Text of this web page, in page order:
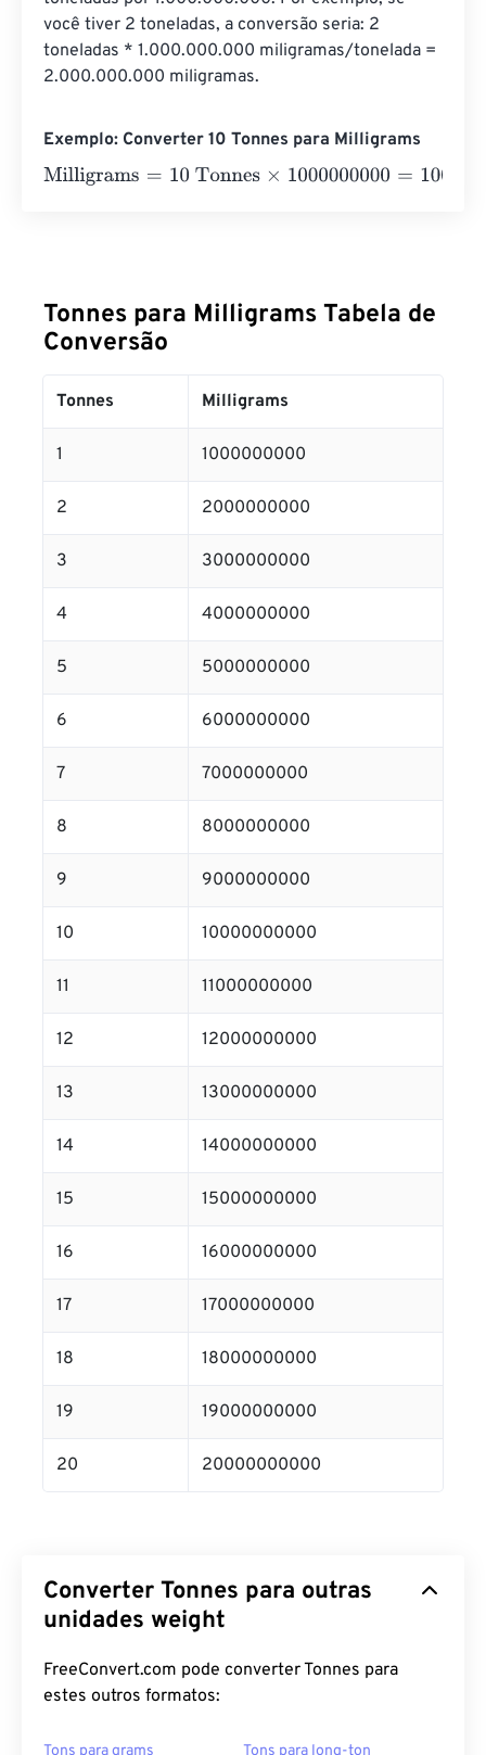
você tiver 2 toneladas, a conversão seria: 2
toneladas * 1.000.000.000 miligramas/tonelada =
2.000.000.000 miligramas.
Exemplo: Converter 10 Tonnes para Milligrams
Milligrams=10 Tonnes×1000000000=10000000000
Tonnes para Milligrams Tabela de
Conversão
Tonnes Milligrams
1 1000000000
2 2000000000
3 3000000000
4 4000000000
5 5000000000
6 6000000000
7 7000000000
8 8000000000
9 9000000000
10 10000000000
11 11000000000
12 12000000000
13 13000000000
14 14000000000
15 15000000000
16 16000000000
17 17000000000
18 18000000000
19 19000000000
20 20000000000
Converter Tonnes para outras
unidades weight
FreeConvert.com pode converter Tonnes para
estes outros formatos:
Tons para grams Tons para long-ton